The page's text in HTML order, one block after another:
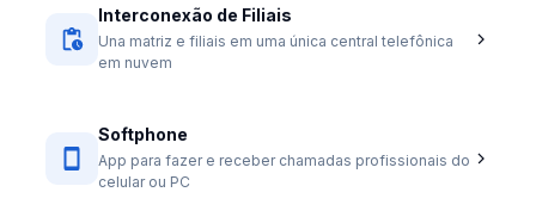
Interconexão de Filiais
Una matriz e filiais em uma única central telefônica
em nuvem
Softphone
App para fazer e receber chamadas profissionais do
celular ou PC